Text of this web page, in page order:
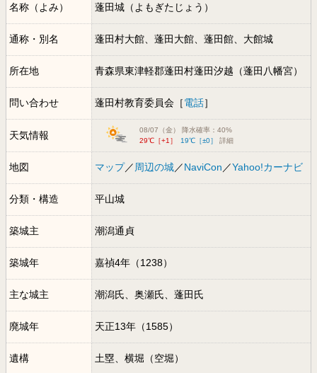
名称（よみ） 蓬田城（よもぎたじょう）
通称・別名 蓬田村大館、蓬田大館、蓬田館、大館城
所在地 青森県東津軽郡蓬田村蓬田汐越（蓬田八幡宮）
問い合わせ 蓬田村教育委員会［電話］
天気情報
08/07（金） 降水確率：40%
29℃［+1］
19℃［±0］ 詳細
地図 マップ／ 周辺の城／NaviCon ／Yahoo!カーナビ
分類・構造 平山城
築城主 潮潟通貞
築城年 嘉禎4年（1238）
主な城主 潮潟氏、奥瀬氏、蓬田氏
廃城年 天正13年（1585）
遺構 土塁、横堀（空堀）